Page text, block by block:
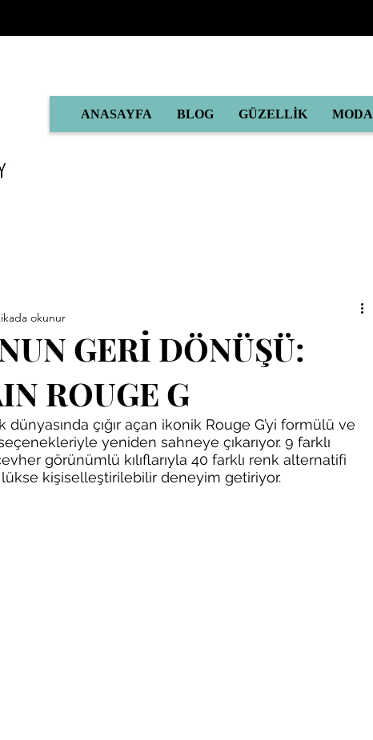
ANASAYFA BLOG GÜZELLİK MODA
GERİ DÖNÜŞÜ:
ROUGE G​​​​
okunur
çığır açan ikonik Rouge G’yi formülü ve
yeniden sahneye çıkarıyor. 9 farklı
görünümlü kılıflarıyla 40 farklı renk alternatifi
kişiselleştirilebilir deneyim getiriyor.​